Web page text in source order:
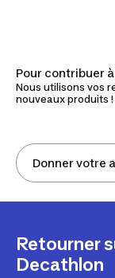
Pour contribuer
Nous utilisons vos
nouveaux produits !
Donner votre
Retourner
Decathlon